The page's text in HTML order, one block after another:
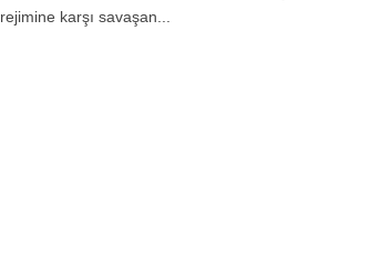
rejimine karşı savaşan...